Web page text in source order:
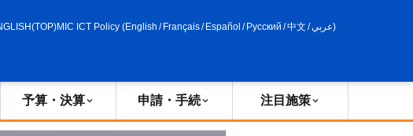
MIC ICT Policy (English / Français/ Español / Русский /中文 /عربي)
予算・決算 申請・手続 注目施策